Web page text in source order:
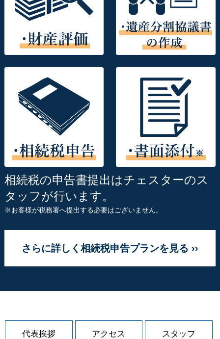
相続税の申告書提出はチェスターのス
タッフが行います。
※お客様が税務署へ提出する必要はございません。
さらに詳しく相続税申告プランを見る ››
代表挨拶 アクセス スタッフ